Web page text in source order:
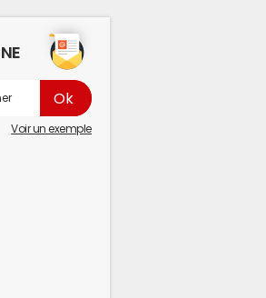
Voir un exemple